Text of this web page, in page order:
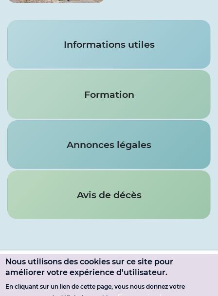
Services
Informations utiles
Formation
Annonces légales
Avis de décès
Menu
du
SE CONNECTER
Nous utilisons des cookies sur ce site pour
améliorer votre expérience d'utilisateur.
En cliquant sur un lien de cette page, vous nous donnez votre